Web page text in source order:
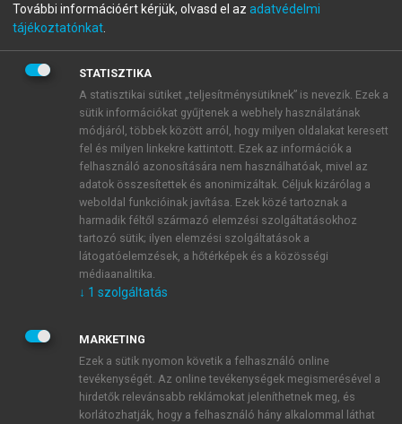
A regisztráció után apróbaidőszakautomatikusan
BELÉPÉS SAJÁT FIÓKKAL
ÚJ FIÓK LÉTREHOZÁSA
1 óra díjmentes hozzáférés
E-MAIL-CÍM
JELSZÓ
JELSZÓ ÚJRA
További információért kérjük, olvasd el az adatvédelmi
tájékoztatónkat
STATISZTIKA
A statisztikai sütiket „teljesítménysütiknek” is nevezik. Ezek a
sütik információkat gyűjtenek a webhely használatának
módjáról, többek között arról, hogy milyen oldalakat keresett
fel és milyen linkekre kattintott. Ezek az információk a
felhasználó azonosítására nem használhatóak, mivel az
adatok összesítettek és anonimizáltak. Céljuk kizárólag a
weboldal funkcióinak javítása. Ezek közé tartoznak a
harmadik féltől származó elemzési szolgáltatásokhoz
tartozó sütik; ilyen elemzési szolgáltatások a
látogatóelemzések, a hőtérképek és a közösségi
médiaanalitika.
↓ 1 szolgáltatás
MARKETING
Ezek a sütik nyomon követik a felhasználó online
tevékenységét. Az online tevékenységek megismerésével a
hirdetők relevánsabb reklámokat jeleníthetnek meg, és
korlátozhatják, hogy a felhasználó hány alkalommal láthat